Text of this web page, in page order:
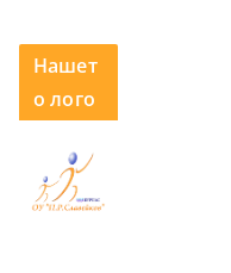
Нашет
о лого